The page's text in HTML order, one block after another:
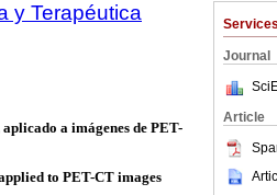
Journal
Article
y Terapéutica
a imágenes de PET-
to PET-CT images